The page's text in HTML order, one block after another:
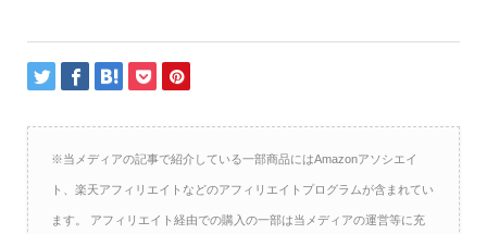
※当メディアの記事で紹介している一部商品にはAmazonアソシエイ
ト、楽天アフィリエイトなどのアフィリエイトプログラムが含まれてい
ます。 アフィリエイト経由での購入の一部は当メディアの運営等に充